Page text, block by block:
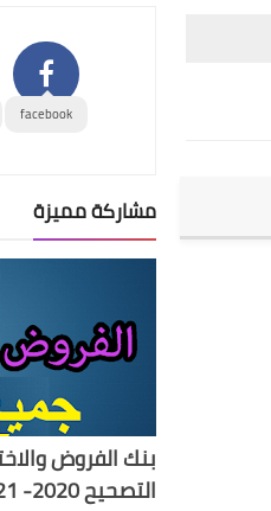
facebook
مشاركة مميزة
بنك الفروض
التصحيح 2020- 2021